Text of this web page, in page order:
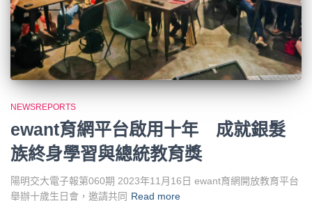
NEWSREPORTS
ewant育網平台啟用十年 成就銀髮
族終身學習與總統教育獎
陽明交大電子報第060期 2023年11月16日 ewant育網開放教育平台
舉辦十歲生日會，邀請共同 Read more